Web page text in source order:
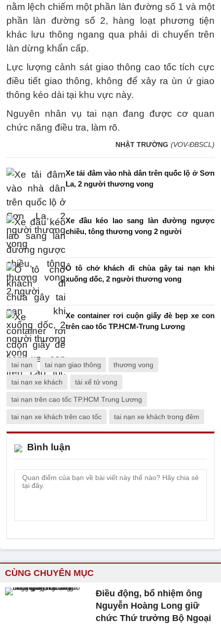
nằm lệch chiếm một phần làn đường số 1 và một
phần làn đường số 2, hàng loạt phương tiện
khác lưu thông ngang qua phải di chuyển trên
làn dừng khẩn cấp.
Lực lượng cảnh sát giao thông cao tốc tích cực
điều tiết giao thông, không để xảy ra ùn ứ giao
thông kéo dài tại khu vực này.
Nguyên nhân vụ tai nạn đang được cơ quan
chức năng điều tra, làm rõ.
NHẬT TRƯỜNG (VOV-ĐBSCL)
Xe tải đâm vào nhà dân trên quốc lộ ở Sơn
La, 2 người thương vong
Xe đầu kéo lao sang làn đường ngược
chiều, tông thương vong 2 người
Ô tô chở khách đi chùa gây tai nạn khi
xuống dốc, 2 người thương vong
Xe container rơi cuộn giấy đè bẹp xe con
trên cao tốc TP.HCM-Trung Lương
tai nạn tai nạn giao thông thương vong
tai nạn xe khách tài xế tử vong
tai nạn trên cao tốc TP.HCM Trung Lương
tai nạn xe khách trên cao tốc tai nạn xe khách trong đêm
Bình luận
CÙNG CHUYÊN MỤC
Điều động, bổ nhiệm ông
Nguyễn Hoàng Long giữ
chức Thứ trưởng Bộ Ngoại